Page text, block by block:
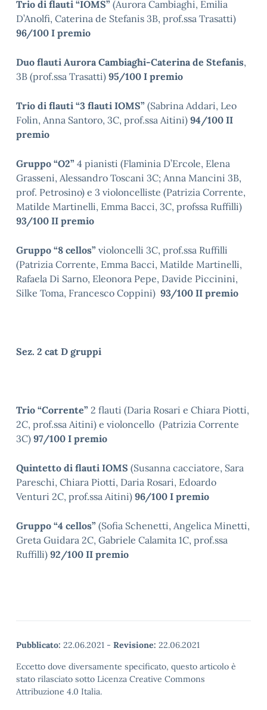
Trio di flauti “IOMS” (Aurora Cambiaghi, Emilia
D’Anolfi, Caterina de Stefanis 3B, prof.ssa Trasatti)
96/100 I premio
Duo flauti Aurora Cambiaghi-Caterina de Stefanis,
3B (prof.ssa Trasatti) 95/100 I premio
Trio di flauti “3 flauti IOMS” (Sabrina Addari, Leo
Folin, Anna Santoro, 3C, prof.ssa Aitini) 94/100 II
premio
Gruppo “O2” 4 pianisti (Flaminia D’Ercole, Elena
Grasseni, Alessandro Toscani 3C; Anna Mancini 3B,
prof. Petrosino) e 3 violoncelliste (Patrizia Corrente,
Matilde Martinelli, Emma Bacci, 3C, profssa Ruffilli)
93/100 II premio
Gruppo “8 cellos” violoncelli 3C, prof.ssa Ruffilli
(Patrizia Corrente, Emma Bacci, Matilde Martinelli,
Rafaela Di Sarno, Eleonora Pepe, Davide Piccinini,
Silke Toma, Francesco Coppini) 93/100 II premio
Sez. 2 cat D gruppi
Trio “Corrente” 2 flauti (Daria Rosari e Chiara Piotti,
2C, prof.ssa Aitini) e violoncello (Patrizia Corrente
3C) 97/100 I premio
Quintetto di flauti IOMS (Susanna cacciatore, Sara
Pareschi, Chiara Piotti, Daria Rosari, Edoardo
Venturi 2C, prof.ssa Aitini) 96/100 I premio
Gruppo “4 cellos” (Sofia Schenetti, Angelica Minetti,
Greta Guidara 2C, Gabriele Calamita 1C, prof.ssa
Ruffilli) 92/100 II premio
Pubblicato: 22.06.2021 - Revisione: 22.06.2021
Eccetto dove diversamente specificato, questo articolo è
stato rilasciato sotto Licenza Creative Commons
Attribuzione 4.0 Italia.